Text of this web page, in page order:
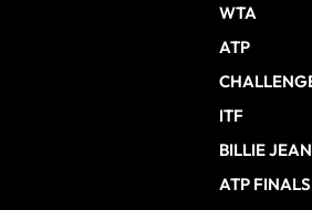
WTA
ATP
ITF
BILLIE
ATP FINALS